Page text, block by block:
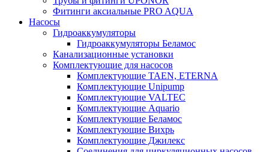
Фитинги аксиальные PRO AQUA
Насосы
Гидроаккумуляторы
Гидроаккумуляторы Беламос
Канализационные установки
Комплектующие для насосов
Комплектующие TAEN, ETERNA
Комплектующие Unipump
Комплектующие VALTEC
Комплектующие Аquario
Комплектующие Беламос
Комплектующие Вихрь
Комплектующие Джилекс